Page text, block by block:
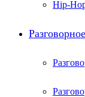
Hip-
Разговорное